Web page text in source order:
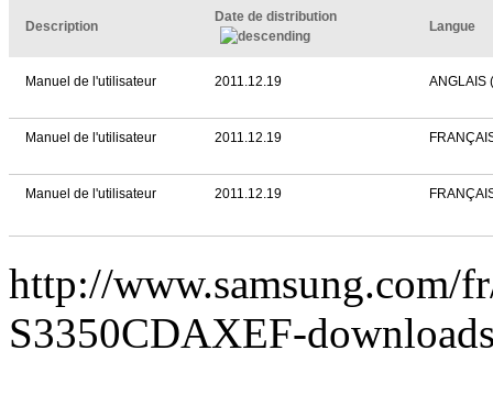
Description
Date de distribution
Langue
Manuel de l'utilisateur 2011.12.19 ANGLAIS
Manuel de l'utilisateur 2011.12.19
Manuel de l'utilisateur 2011.12.19
http://www.samsung.com/
S3350CDAXEF-